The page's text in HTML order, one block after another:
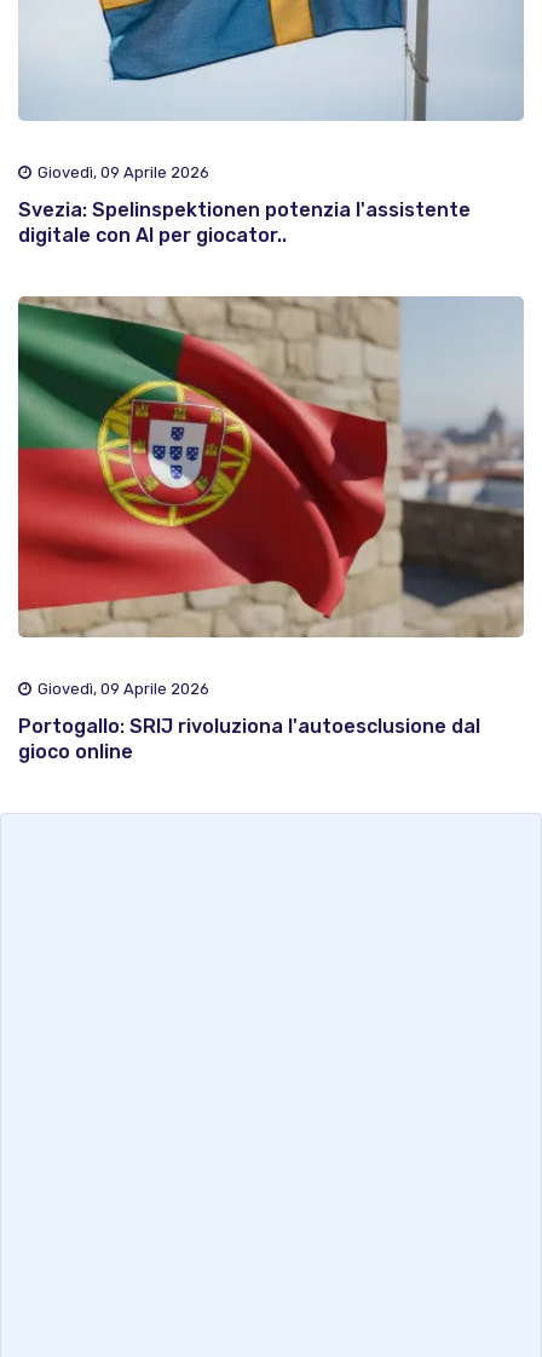
Giovedì, 09 Aprile 2026
Svezia: Spelinspektionen potenzia l'assistente
digitale con AI per giocator..
Giovedì, 09 Aprile 2026
Portogallo: SRIJ rivoluziona l'autoesclusione dal
gioco online